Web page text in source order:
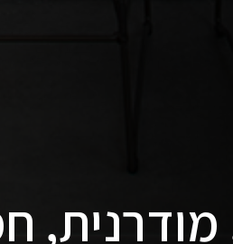
מודרנית,